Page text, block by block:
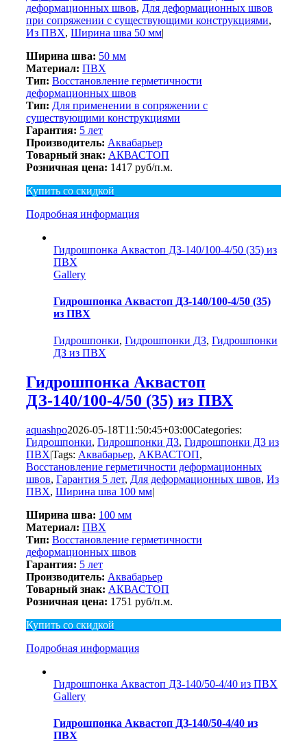
деформационных швов, Для деформационных швов
при сопряжении с существующими конструкциями,
Из ПВХ, Ширина шва 50 мм|
Ширина шва: 50 мм
Материал: ПВХ
Тип: Восстановление герметичности
деформационных швов
Тип: Для применении в сопряжении с
существующими конструкциями
Гарантия: 5 лет
Производитель: Аквабарьер
Товарный знак: АКВАСТОП
Розничная цена: 1417 руб/п.м.
Купить со скидкой
Подробная информация
Гидрошпонка Аквастоп ДЗ-140/100-4/50 (35) из
ПВХ
Gallery
Гидрошпонка Аквастоп ДЗ-140/100-4/50 (35)
из ПВХ
Гидрошпонки, Гидрошпонки ДЗ, Гидрошпонки
ДЗ из ПВХ
Гидрошпонка Аквастоп
ДЗ-140/100-4/50 (35) из ПВХ
aquashpo2026-05-18T11:50:45+03:00Categories:
Гидрошпонки, Гидрошпонки ДЗ, Гидрошпонки ДЗ из
ПВХ|Tags: Аквабарьер, АКВАСТОП,
Восстановление герметичности деформационных
швов, Гарантия 5 лет, Для деформационных швов, Из
ПВХ, Ширина шва 100 мм|
Ширина шва: 100 мм
Материал: ПВХ
Тип: Восстановление герметичности
деформационных швов
Гарантия: 5 лет
Производитель: Аквабарьер
Товарный знак: АКВАСТОП
Розничная цена: 1751 руб/п.м.
Купить со скидкой
Подробная информация
Гидрошпонка Аквастоп ДЗ-140/50-4/40 из ПВХ
Gallery
Гидрошпонка Аквастоп ДЗ-140/50-4/40 из
ПВХ